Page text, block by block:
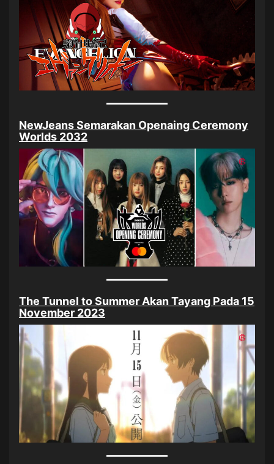
NewJeans Semarakan Openaing Ceremony
Worlds 2032
The Tunnel to Summer Akan Tayang Pada 15
November 2023